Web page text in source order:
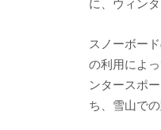
に、ウィン
スノーボー
の利用によ
ンタースポ
ち、雪山で